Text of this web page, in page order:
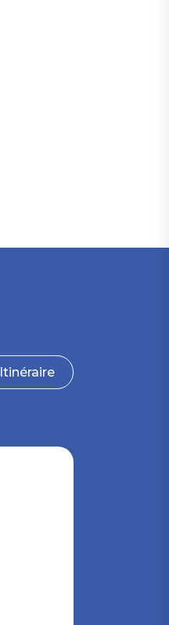
Itinéraire